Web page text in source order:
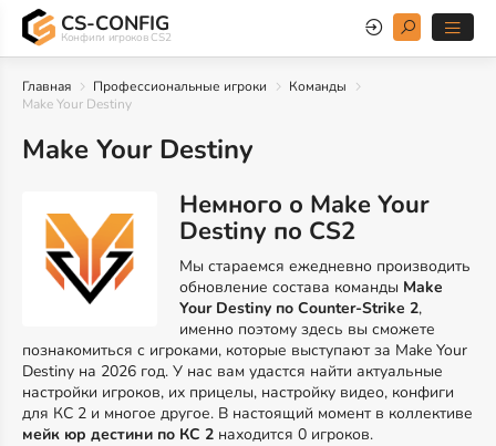
CS-CONFIG
Конфиги игроков CS2
Главная Профессиональные игроки
Команды
Make Your Destiny
Make Your Destiny
Немного о Make Your
Destiny по CS2
Мы стараемся ежедневно производить
обновление состава команды Make
Your Destiny по Counter-Strike 2,
именно поэтому здесь вы сможете
познакомиться с игроками, которые выступают за Make Your
Destiny на 2026 год. У нас вам удастся найти актуальные
настройки игроков, их прицелы, настройку видео, конфиги
для КС 2 и многое другое. В настоящий момент в коллективе
мейк юр дестини по КС 2 находится 0 игроков.